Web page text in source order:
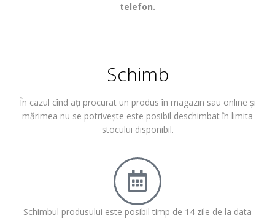
telefon.
Schimb
În cazul cînd ați procurat un produs în magazin sau online și
mărimea nu se potrivește este posibil deschimbat în limita
stocului disponibil.
Schimbul produsului este posibil timp de 14 zile de la data